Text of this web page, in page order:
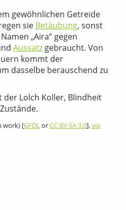
gewöhnlichen Getreide
sie Betäubung, sonst
„Aira“ gegen
Aussatz gebraucht. Von
kommt der
dasselbe berauschend zu
der Lolch Koller, Blindheit
work) [GFDLorCC BY-SA 3.0],via